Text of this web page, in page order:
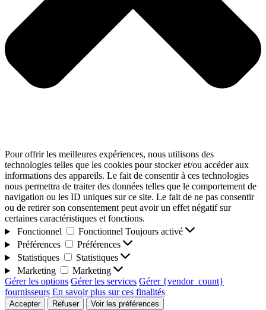
Pour offrir les meilleures expériences, nous utilisons des
technologies telles que les cookies pour stocker et/ou accéder aux
informations des appareils. Le fait de consentir à ces technologies
nous permettra de traiter des données telles que le comportement de
navigation ou les ID uniques sur ce site. Le fait de ne pas consentir
ou de retirer son consentement peut avoir un effet négatif sur
certaines caractéristiques et fonctions.
Fonctionnel
Fonctionnel Toujours activé
Préférences
Préférences
Statistiques
Statistiques
Marketing
Marketing
Gérer les options Gérer les services Gérer {vendor_count}
fournisseurs En savoir plus sur ces finalités
Accepter Refuser
Voir les préférences